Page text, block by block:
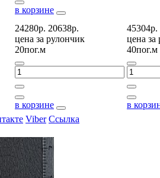
в корзине
24280р. 20638р.
цена за рулончик
20пог.м
в корзине
45304р.
цена за
40пог.м
в
Viber Ссылка